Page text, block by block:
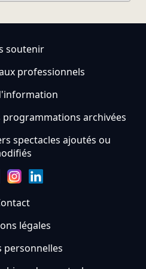
soutenir
professionnels
programmations archivées
spectacles ajoutés ou
légales
personnelles